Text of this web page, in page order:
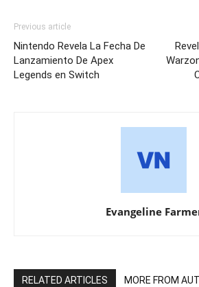
Previous article
Nintendo Revela La Fecha De
Lanzamiento De Apex
Legends en Switch
Evangeline
RELATED ARTICLES MORE FROM